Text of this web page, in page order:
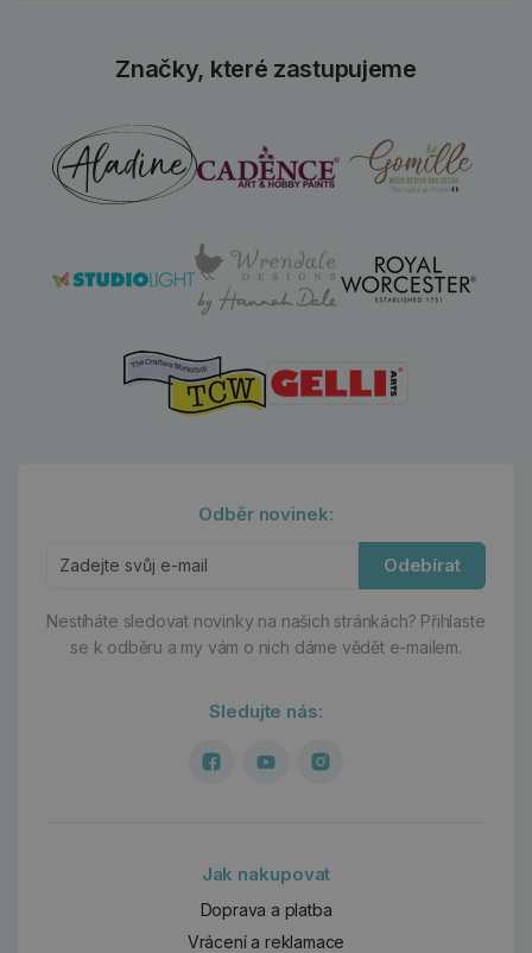
Značky, které zastupujeme
Odběr novinek:
Odebírat
Nestíháte sledovat novinky na našich stránkách? Přihlaste
se k odběru a my vám o nich dáme vědět e-mailem.
Sledujte nás:
Jak nakupovat
Doprava a platba
Vrácení a reklamace